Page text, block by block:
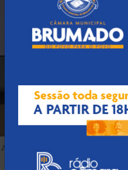
Achei Sudoeste